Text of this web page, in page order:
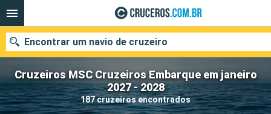
Cruzeiros MSC Cruzeiros Embarque em janeiro
2027 - 2028
187 cruzeiros encontrados
Encontrar um navio de cruzeiro
Quando ir?